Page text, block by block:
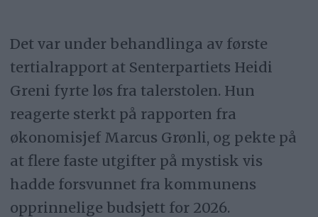
Det var under behandlinga av første
tertialrapport at Senterpartiets Heidi
Greni fyrte løs fra talerstolen. Hun
reagerte sterkt på rapporten fra
økonomisjef Marcus Grønli, og pekte på
at flere faste utgifter på mystisk vis
hadde forsvunnet fra kommunens
opprinnelige budsjett for 2026.